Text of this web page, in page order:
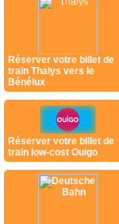
Réserver votre billet de
train Thalys vers le
Bénélux
Réserver votre billet de
train low-cost Ouigo